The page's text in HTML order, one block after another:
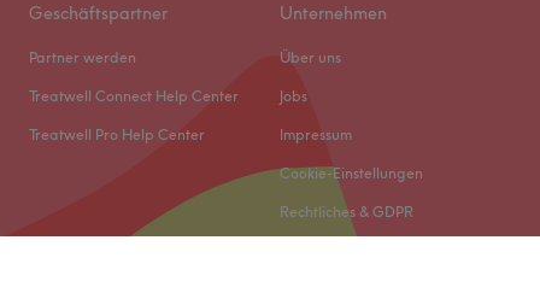
Geschäftspartner
Partner werden
Treatwell Connect Help Center
Treatwell Pro Help Center
Unternehmen
Über uns
Jobs
Impressum
Cookie-Einstellungen
Rechtliches & GDPR